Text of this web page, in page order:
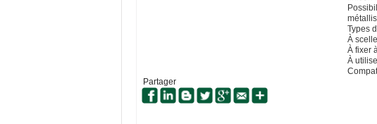
Types
À
À fixer
À
Partager